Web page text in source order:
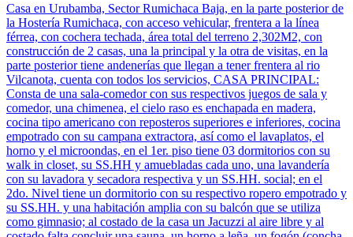
Casa en Urubamba, Sector Rumichaca Baja, en la parte posterior de
la Hostería Rumichaca, con acceso vehicular, frentera a la línea
férrea, con cochera techada, área total del terreno 2,302M2, con
construcción de 2 casas, una la principal y la otra de visitas, en la
parte posterior tiene andenerías que llegan a tener frentera al rio
Vilcanota, cuenta con todos los servicios, CASA PRINCIPAL:
Consta de una sala-comedor con sus respectivos juegos de sala y
comedor, una chimenea, el cielo raso es enchapada en madera,
cocina tipo americano con reposteros superiores e inferiores, cocina
empotrado con su campana extractora, así como el lavaplatos, el
horno y el microondas, en el 1er. piso tiene 03 dormitorios con su
walk in closet, su SS.HH y amuebladas cada uno, una lavandería
con su lavadora y secadora respectiva y un SS.HH. social; en el
2do. Nivel tiene un dormitorio con su respectivo ropero empotrado y
su SS.HH. y una habitación amplia con su balcón que se utiliza
como gimnasio; al costado de la casa un Jacuzzi al aire libre y al